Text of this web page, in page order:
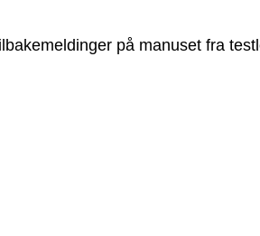
på manuset fra